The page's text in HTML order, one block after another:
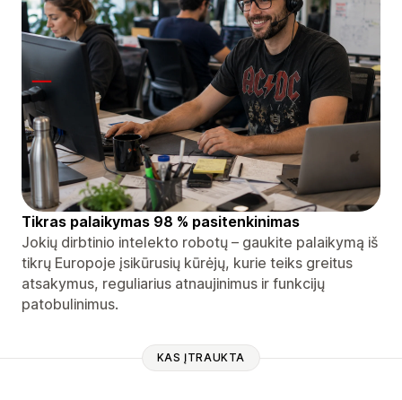
Tikras palaikymas 98 % pasitenkinimas
Jokių dirbtinio intelekto robotų – gaukite palaikymą iš
tikrų Europoje įsikūrusių kūrėjų, kurie teiks greitus
atsakymus, reguliarius atnaujinimus ir funkcijų
patobulinimus.
KAS ĮTRAUKTA